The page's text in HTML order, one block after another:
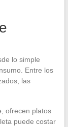
lo simple
Entre los
las
ofrecen platos
puede costar